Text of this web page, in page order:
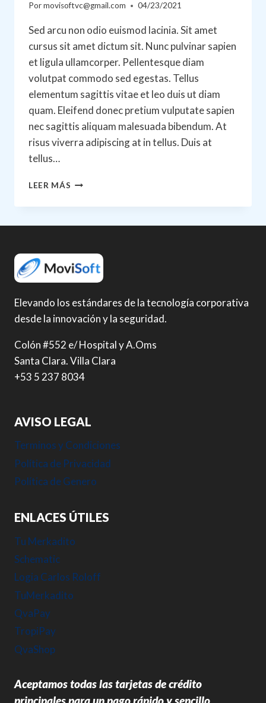
Pormovisoftvc@gmail.com 04/23/2021
Sed arcu non odio euismod lacinia. Sit amet
cursus sit amet dictum sit. Nunc pulvinar sapien
et ligula ullamcorper. Pellentesque diam
volutpat commodo sed egestas. Tellus
elementum sagittis vitae et leo duis ut diam
quam. Eleifend donec pretium vulputate sapien
nec sagittis aliquam malesuada bibendum. At
risus viverra adipiscing at in tellus. Duis at
tellus…
LEER MÁS
OF
YOU
NEED
TO
Elevando los estándares de la tecnología corporativa
desde la innovación y la seguridad.
Colón #552 e/ Hospital y A.Oms
Santa Clara. Villa Clara
+53 5 237 8034
AVISO LEGAL
Terminos y Condiciones
Política de Privacidad
Política de Genero
ENLACES ÚTILES
Tu Merkadito
Schematic
Logia Carlos Roloff
TuMerkadito
QvaPay
TropiPay
QvaShop
Aceptamos todas las tarjetas de crédito